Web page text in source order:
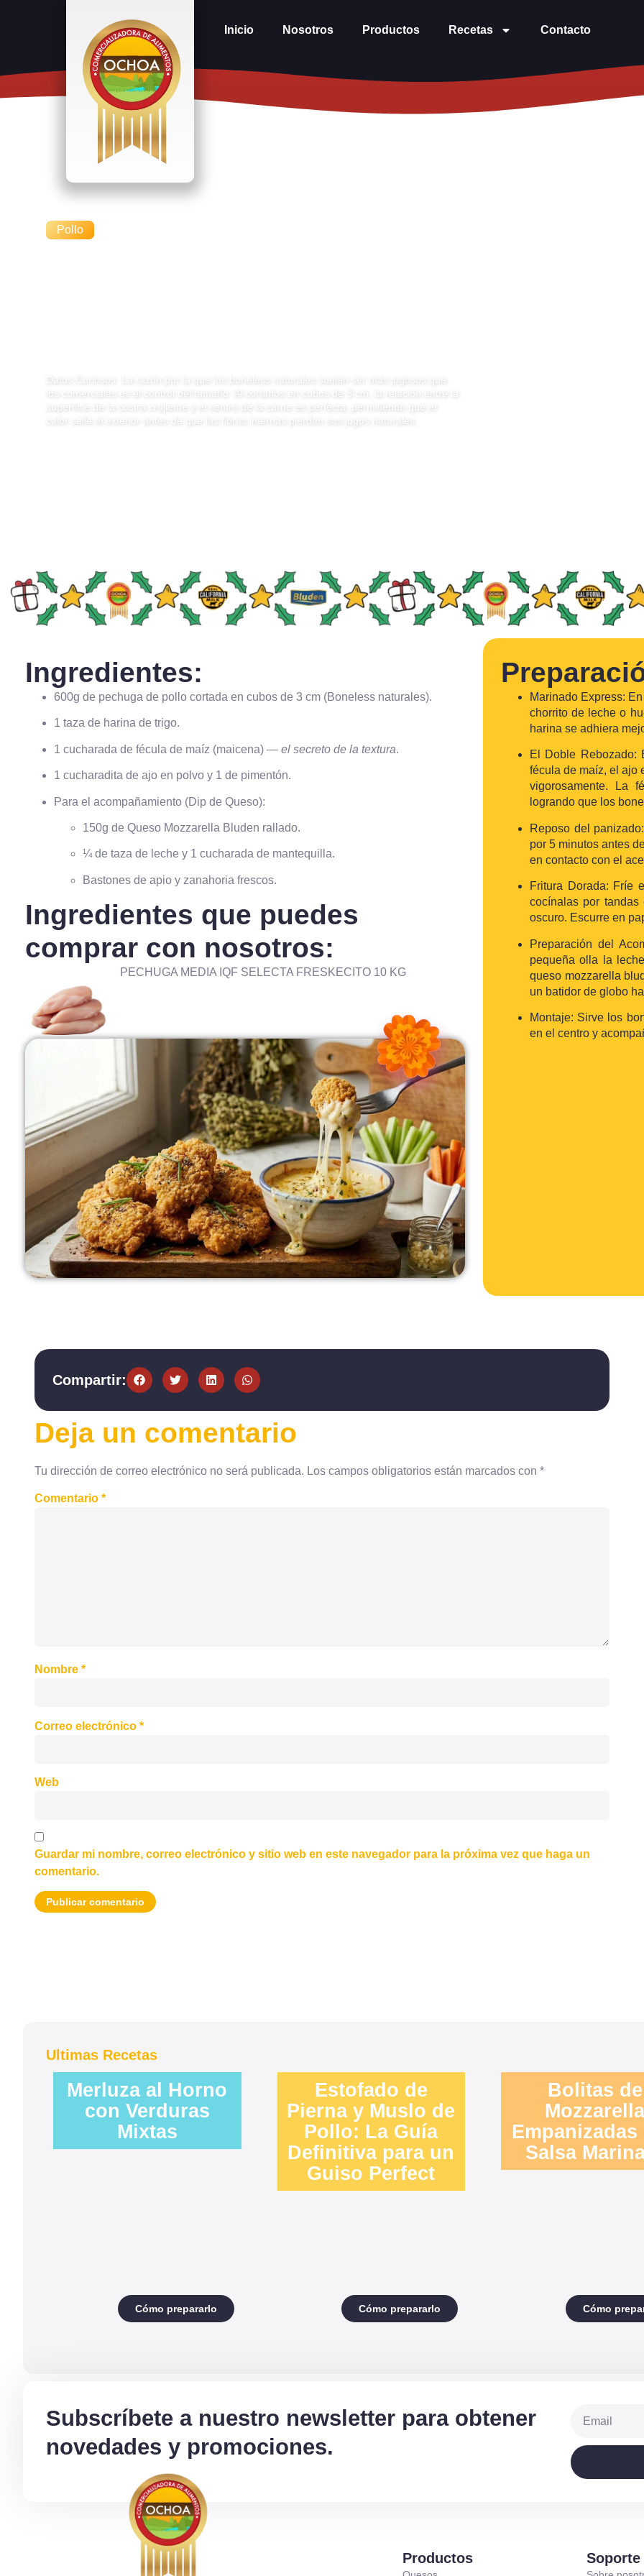
Inicio Nosotros Productos Recetas Contacto
Pollo
Datos Curiosos: La razón por la que los boneless naturales suelen ser más jugosos que
los comerciales es el control del tamaño. Al cortarlos en cubos de 3 cm, la relación entre la
superficie de la costra crujiente y el centro de la carne es perfecta, permitiendo que el
calor selle el exterior antes de que las fibras internas pierdan sus jugos naturales.
Ingredientes:
600g de pechuga de pollo cortada en cubos de 3 cm (Boneless naturales).
1 taza de harina de trigo.
1 cucharada de fécula de maíz (maicena) — el secreto de la textura.
1 cucharadita de ajo en polvo y 1 de pimentón.
Para el acompañamiento (Dip de Queso):
150g de Queso Mozzarella Bluden rallado.
¼ de taza de leche y 1 cucharada de mantequilla.
Bastones de apio y zanahoria frescos.
Ingredientes que puedes
comprar con nosotros:
PECHUGA MEDIA IQF SELECTA FRESKECITO 10 KG
Marinado Express:
chorrito de leche o
harina se adhiera
El Doble Rebozado:
fécula de maíz, el ajo
vigorosamente. La
logrando que los
Reposo del
por 5 minutos antes
en contacto con el
Fritura Dorada: Fríe
cocínalas por
oscuro. Escurre en
Preparación del
pequeña olla la
queso mozzarella
un batidor de globo
Montaje: Sirve los
en el centro y
Compartir:
Deja un comentario
Tu dirección de correo electrónico no será publicada. Los campos obligatorios están marcados con *
Comentario *
Nombre *
Correo electrónico *
Web
Guardar mi nombre, correo electrónico y sitio web en este navegador para la próxima vez que haga un
comentario.
Ultimas Recetas
Merluza al Horno
con Verduras
Mixtas
Cómo prepararlo
Estofado de
Pierna y Muslo de
Pollo: La Guía
Definitiva para un
Guiso Perfect
Cómo prepararlo
Bolitas de
Empanizadas
Salsa
Cómo
Subscríbete a nuestro newsletter para obtener
novedades y promociones.
Productos Soporte